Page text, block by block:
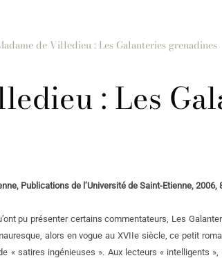
de Villedieu : Les Galanteries grenadines
: Les
Publications de l’Université de Saint-Etienne, 2006,
pu présenter certains commentateurs, Les
alors en vogue au XVIIe siècle, ce petit
« satires ingénieuses ». Aux lecteurs « intelligents